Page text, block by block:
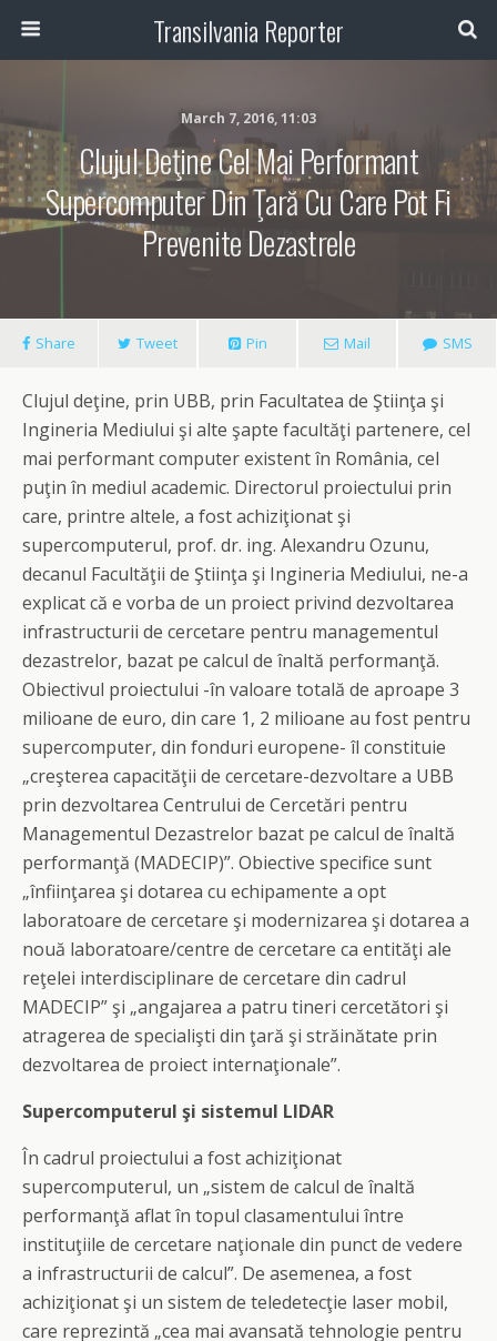
Transilvania Reporter
March 7, 2016, 11:03
Clujul Deţine Cel Mai Performant
Supercomputer Din Ţară Cu Care Pot Fi
Prevenite Dezastrele
Share Tweet Pin Mail SMS
Clujul deţine, prin UBB, prin Facultatea de Ştiinţa şi
Ingineria Mediului şi alte şapte facultăţi partenere, cel
mai performant computer existent în România, cel
puţin în mediul academic. Directorul proiectului prin
care, printre altele, a fost achiziţionat şi
supercomputerul, prof. dr. ing. Alexandru Ozunu,
decanul Facultăţii de Ştiinţa şi Ingineria Mediului, ne-a
explicat că e vorba de un proiect privind dezvoltarea
infrastructurii de cercetare pentru managementul
dezastrelor, bazat pe calcul de înaltă performanţă.
Obiectivul proiectului -în valoare totală de aproape 3
milioane de euro, din care 1, 2 milioane au fost pentru
supercomputer, din fonduri europene- îl constituie
„creşterea capacităţii de cercetare-dezvoltare a UBB
prin dezvoltarea Centrului de Cercetări pentru
Managementul Dezastrelor bazat pe calcul de înaltă
performanţă (MADECIP)”. Obiective specifice sunt
„înfiinţarea şi dotarea cu echipamente a opt
laboratoare de cercetare şi modernizarea şi dotarea a
nouă laboratoare/centre de cercetare ca entităţi ale
reţelei interdisciplinare de cercetare din cadrul
MADECIP” şi „angajarea a patru tineri cercetători şi
atragerea de specialişti din ţară şi străinătate prin
dezvoltarea de proiect internaţionale”.
Supercomputerul şi sistemul LIDAR
În cadrul proiectului a fost achiziţionat
supercomputerul, un „sistem de calcul de înaltă
performanţă aflat în topul clasamentului între
instituţiile de cercetare naţionale din punct de vedere
a infrastructurii de calcul”. De asemenea, a fost
achiziţionat şi un sistem de teledetecţie laser mobil,
care reprezintă „cea mai avansată tehnologie pentru